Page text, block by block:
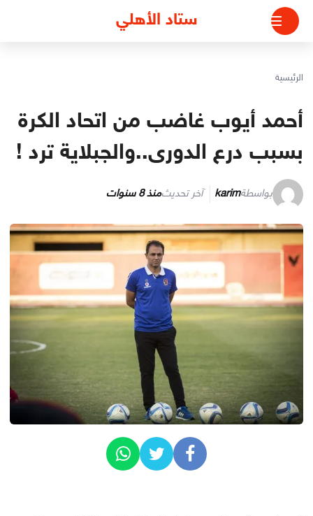
التجاوز
المحتوى
ستاد الأهلي
الرئيسية
أحمد أيوب غاضب من اتحاد الكرة
بسبب درع الدورى..والجبلاية ترد !
بواسطةkarim آخر تحديثمنذ 8 سنوات